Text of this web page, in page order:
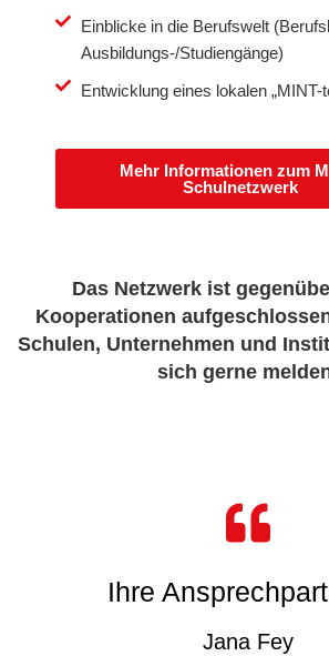
Einblicke in die Berufswelt
Ausbildungs-/Studiengänge)
Entwicklung eines lokalen „MINT-
Mehr Informationen zum
Schulnetzwerk
Das Netzwerk ist
Kooperationen
Schulen, Unternehmen und
sich gerne
Ihre
Jana Fey